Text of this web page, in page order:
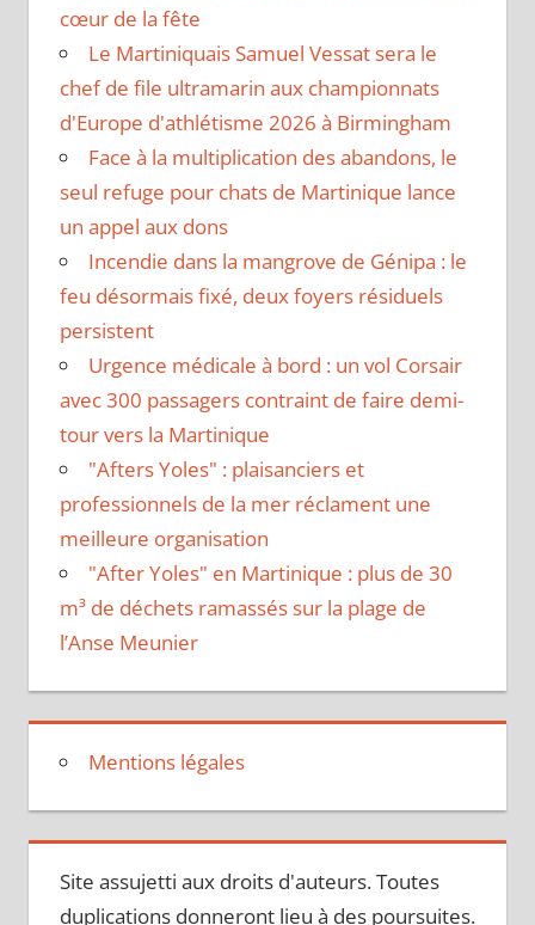
cœur de la fête
Le Martiniquais Samuel Vessat sera le
chef de file ultramarin aux championnats
d'Europe d'athlétisme 2026 à Birmingham
Face à la multiplication des abandons, le
seul refuge pour chats de Martinique lance
un appel aux dons
Incendie dans la mangrove de Génipa : le
feu désormais fixé, deux foyers résiduels
persistent
Urgence médicale à bord : un vol Corsair
avec 300 passagers contraint de faire demi-
tour vers la Martinique
"Afters Yoles" : plaisanciers et
professionnels de la mer réclament une
meilleure organisation
"After Yoles" en Martinique : plus de 30
m³ de déchets ramassés sur la plage de
l’Anse Meunier
Mentions légales
Site assujetti aux droits d'auteurs. Toutes
duplications donneront lieu à des poursuites.